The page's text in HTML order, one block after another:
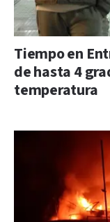
Tiempo en
de hasta 4
temperatura